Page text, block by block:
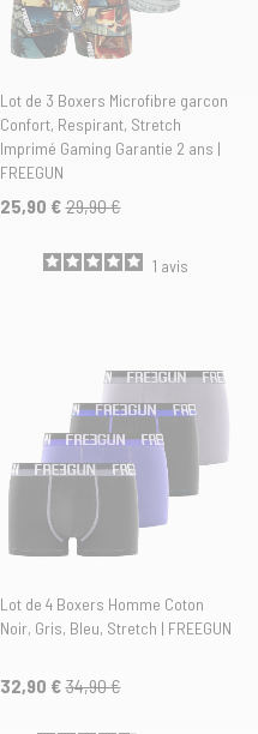
Lot de 3 Boxers Microfibre garcon
Confort, Respirant, Stretch
Imprimé Gaming Garantie 2 ans |
FREEGUN
25,90 € 29,90 €
1 avis
Lot de 4 Boxers Homme Coton
Noir, Gris, Bleu, Stretch | FREEGUN
32,90 € 34,90 €